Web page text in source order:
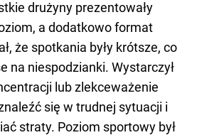
drużyny prezentowały
a dodatkowo format
że spotkania były krótsze, co
na niespodzianki. Wystarczył
lub zlekceważenie
się w trudnej sytuacji i
straty. Poziom sportowy był